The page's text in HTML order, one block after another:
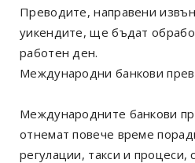
Преводите, направени
уикендите, ще бъдат
работен ден.
Международни банкови
Международните банкови
отнемат повече време
регулации, такси и процеси,